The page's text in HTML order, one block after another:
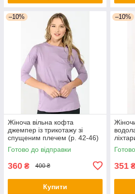
–10%
Жіноча вільна кофта
джемпер із трикотажу зі
спущеним плечем (р. 42-46)
1043194r
Готово до відправки
360 ₴ 400 ₴
Купити
–10%
351